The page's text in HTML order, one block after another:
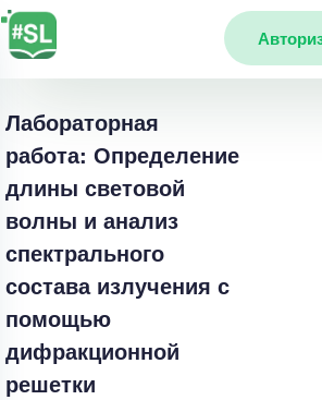
Лабораторная
работа: Определение
длины световой
волны и анализ
спектрального
состава излучения с
помощью
дифракционной
решетки